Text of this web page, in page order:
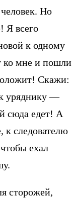
Но
Я всего
к одному
ко мне и пошли
Скажи:
уряднику —
сюда едет! А
к следователю
ехал
сторожей,